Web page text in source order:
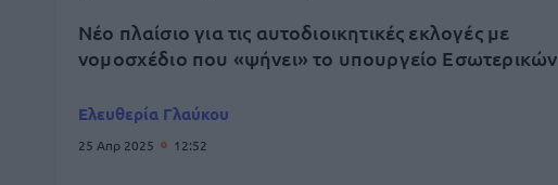
Νέο πλαίσιο για τις αυτοδιοικητικές εκλογές με
νομοσχέδιο που «ψήνει» το υπουργείο Εσωτερικών
Ελευθερία Γλαύκου
25 Απρ 2025 12:52